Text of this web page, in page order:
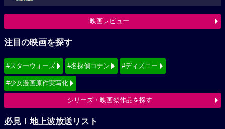
映画レビュー
注目の映画を探す
#スターウォーズ #名探偵コナン #ディズニー
#少女漫画原作実写化
シリーズ・映画祭作品を探す
必見！地上波放送リスト